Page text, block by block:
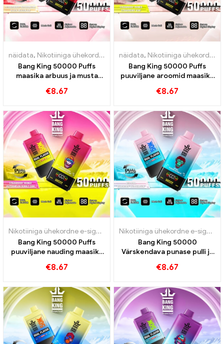
näidata, Nikotiiniga ühekordne e-sigaret ,Ühekordsed e-sigaretid
Bang King 50000 Puffs
maasika arbuus ja musta
€8.67
näidata, Nikotiiniga ühekordne e-sigaret
Bang King 50000 Puffs
puuviljane aroomid maasika
intensiivne aurukogemus
€8.67
Nikotiiniga ühekordne e-sigaret Ühekordsed e-sigaretid,
Bang King 50000 Puffs
puuviljane nauding maasika
kummiga
€8.67
Nikotiiniga ühekordne e-sigaret
Bang King 50000
Värskendava punase pulli ja
€8.67